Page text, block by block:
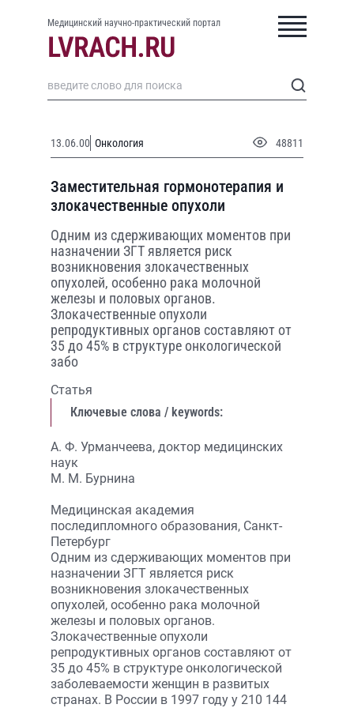
Медицинский научно-практический портал
13.06.00 Онкология 48811
Заместительная гормонотерапия и
злокачественные опухоли
Одним из сдерживающих моментов при
назначении ЗГТ является риск
возникновения злокачественных
опухолей, особенно рака молочной
железы и половых органов.
Злокачественные опухоли
репродуктивных органов составляют от
35 до 45% в структуре онкологической
забо
Статья
Ключевые слова / keywords:
А. Ф. Урманчеева, доктор медицинских
наук
М. М. Бурнина
Медицинская академия
последипломного образования, Санкт-
Петербург
Одним из сдерживающих моментов при
назначении ЗГТ является риск
возникновения злокачественных
опухолей, особенно рака молочной
железы и половых органов.
Злокачественные опухоли
репродуктивных органов составляют от
35 до 45% в структуре онкологической
заболеваемости женщин в развитых
странах. В России в 1997 году у 210 144